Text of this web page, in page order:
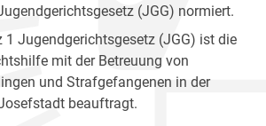
(JGG) normiert.
1 Jugendgerichtsgesetz (JGG) ist die
mit der Betreuung von
und Strafgefangenen in der
beauftragt.